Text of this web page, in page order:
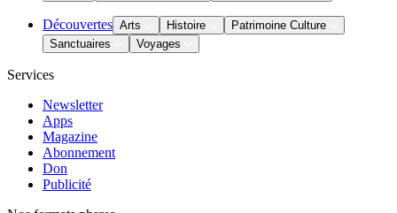
Découvertes Arts Histoire
Patrimoine Culture
Sanctuaires
Voyages
Services
Newsletter
Apps
Magazine
Abonnement
Don
Publicité